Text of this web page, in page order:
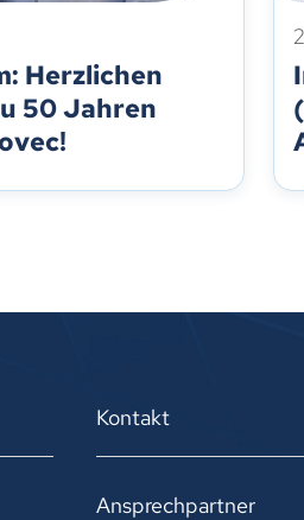
Herzlichen
50 Jahren
Kontakt
Ansprechpartner